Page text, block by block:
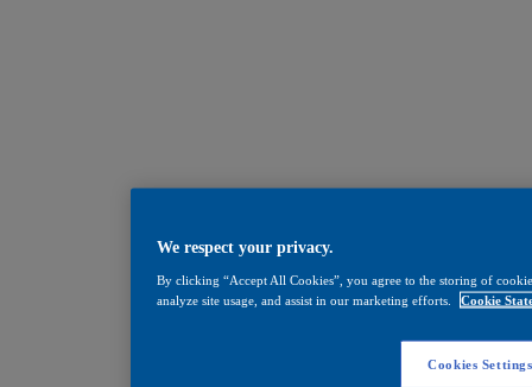
We respect your privacy.
By clicking “Accept All Cookies”, you agree to the storing of
analyze site usage, and assist in our marketing efforts.
Cookie
Cookies Settings